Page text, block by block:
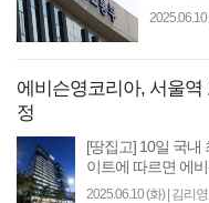
를 위해
2025.06.10
에비슨영코리아, 서울역
정
[땅집고] 10일 국내
이트에 따르면 에
먼앤웨이크필드코
2025.06.10 (화)| 김리